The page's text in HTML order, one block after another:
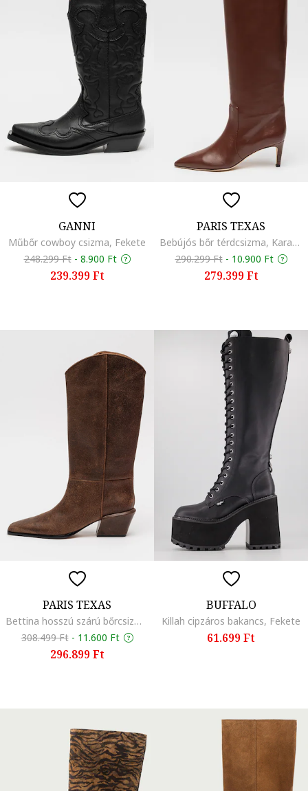
GANNI
Műbőr cowboy csizma, Fekete
248.299 Ft - 8.900 Ft
239.399 Ft
PARIS TEXAS
Bebújós bőr térdcsizma, Karamellbarna
290.299 Ft - 10.900 Ft
279.399 Ft
PARIS TEXAS
Bettina hosszú szárú bőrcsizma, Sötétbarna
308.499 Ft - 11.600 Ft
296.899 Ft
BUFFALO
Killah cipzáros bakancs, Fekete
61.699 Ft